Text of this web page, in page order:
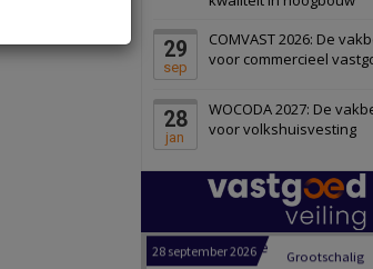
29
sep
COMVAST 2026: De
voor commercieel
28
jan
WOCODA 2027: De
voor volkshuisvesting
Schiedam
22 september 2026 Attractiepark
Oranje
28 september 2026
Schuinesloot
27 augustus 2026